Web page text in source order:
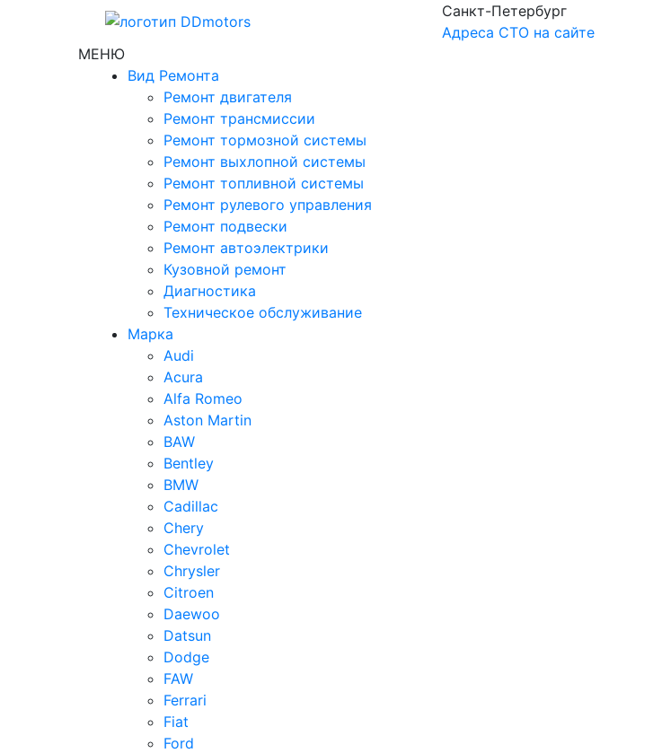
Санкт-Петербург
Адреса СТО на сайте
МЕНЮ
Вид Ремонта
Ремонт двигателя
Ремонт трансмиссии
Ремонт тормозной системы
Ремонт выхлопной системы
Ремонт топливной системы
Ремонт рулевого управления
Ремонт подвески
Ремонт автоэлектрики
Кузовной ремонт
Диагностика
Техническое обслуживание
Марка
Audi
Acura
Alfa Romeo
Aston Martin
BAW
Bentley
BMW
Cadillac
Chery
Chevrolet
Chrysler
Citroen
Daewoo
Datsun
Dodge
FAW
Ferrari
Fiat
Ford